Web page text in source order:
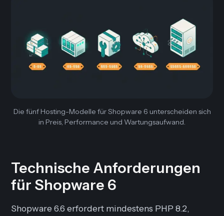
Die fünf Hosting-Modelle für Shopware 6 unterscheiden sich
in Preis, Performance und Wartungsaufwand.
Technische Anforderungen
für Shopware 6
Shopware 6.6 erfordert mindestens PHP 8.2,